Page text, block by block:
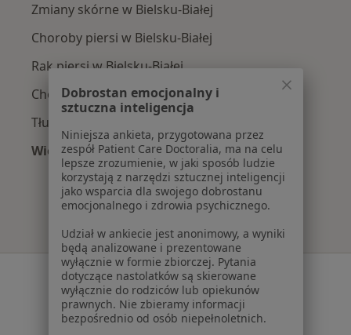
Zmiany skórne w Bielsku-Białej
Choroby piersi w Bielsku-Białej
Rak piersi w Bielsku-Białej
Choroby chirurgiczne w Bielsku-Białej
Tłuszczaki w Bielsku-Białej
Więcej (15)
Więcej w kategorii: Najczęście leczone
Serwis
Regulamin
Polityka prywatności pacjentów
Dobrostan emocjonalny i
sztuczna inteligencja
Niniejsza ankieta, przygotowana przez
zespół Patient Care Doctoralia, ma na celu
lepsze zrozumienie, w jaki sposób ludzie
korzystają z narzędzi sztucznej inteligencji
jako wsparcia dla swojego dobrostanu
emocjonalnego i zdrowia psychicznego.
Udział w ankiecie jest anonimowy, a wyniki
będą analizowane i prezentowane
wyłącznie w formie zbiorczej. Pytania
dotyczące nastolatków są skierowane
wyłącznie do rodziców lub opiekunów
prawnych. Nie zbieramy informacji
bezpośrednio od osób niepełnoletnich.